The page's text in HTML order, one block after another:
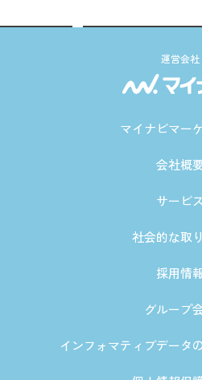
運営会社
マイナビマー
会社概
サービ
社会的な取
採用情
グループ
インフォマティブデータ